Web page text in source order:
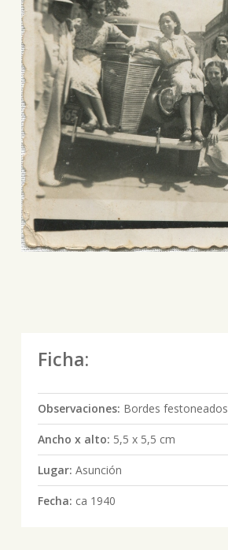
Ficha:
Observaciones: Bordes festoneados
Ancho x alto: 5,5 x 5,5 cm
Lugar: Asunción
Fecha: ca 1940